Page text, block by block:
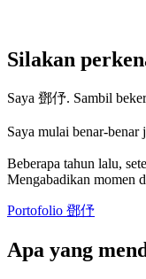
Silakan
Saya 鄧伃. Sambil
Saya mulai benar-
Beberapa tahun lalu,
Mengabadikan momen
Portofolio 鄧伃
Apa yang